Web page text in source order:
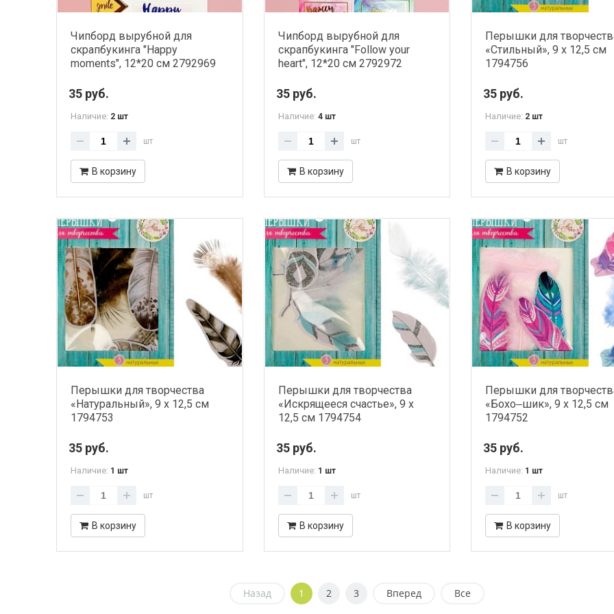
Чипборд вырубной для
скрапбукинга "Happy
moments", 12*20 см 2792969
35 руб.
Наличие: 2 шт
шт
В корзину
Чипборд вырубной для
скрапбукинга "Follow your
heart", 12*20 см 2792972
35 руб.
Наличие: 4 шт
шт
В корзину
Перышки для
«Стильный», 9 х 12,5 см
1794756
35 руб.
Наличие: 2 шт
шт
В корзину
Перышки для творчества
«Натуральный», 9 х 12,5 см
1794753
35 руб.
Наличие: 1 шт
шт
В корзину
Перышки для творчества
«Искрящееся счастье», 9 х
12,5 см 1794754
35 руб.
Наличие: 1 шт
шт
В корзину
Перышки для
«Бохо‒шик», 9 х 12,5 см
1794752
35 руб.
Наличие: 1 шт
шт
В корзину
Назад 1 2 3 Вперед Все